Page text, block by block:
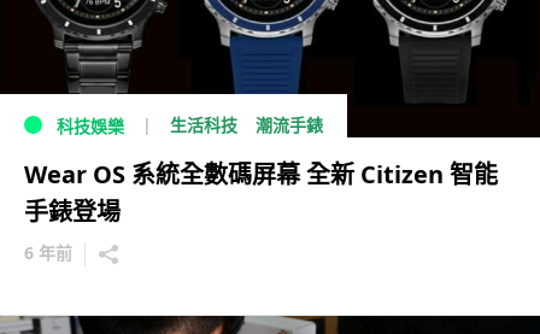
科技娛樂 生活科技 潮流手錶
Wear OS 系統全數碼屏幕 全新 Citizen 智能
手錶登場
6 年前